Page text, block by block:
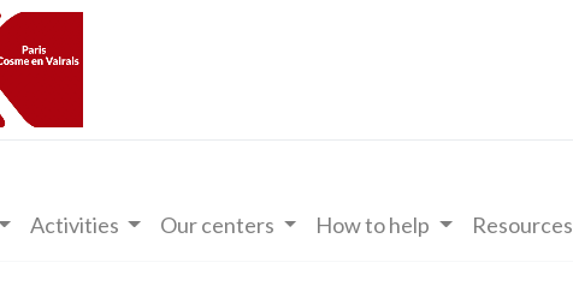
Activities Our centers How to help Resources